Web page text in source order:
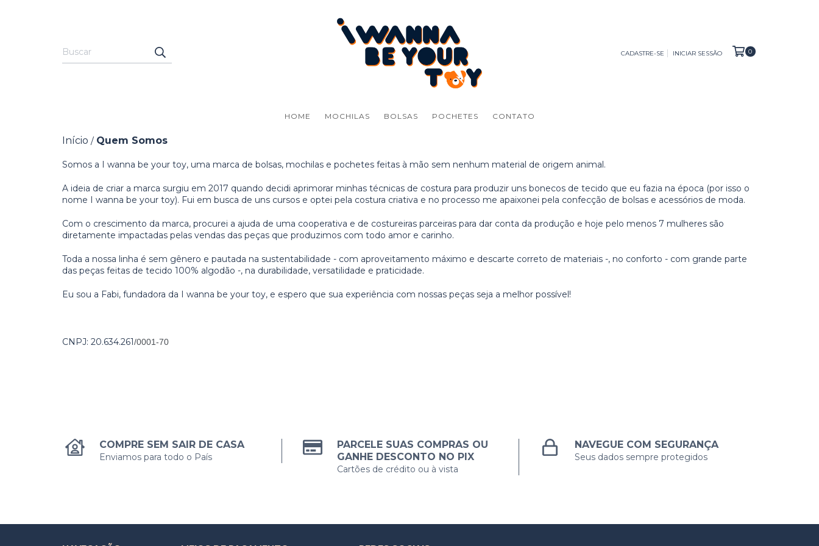
CADASTRE-SE INICIAR SESSÃO 0
HOME MOCHILAS BOLSAS POCHETES CONTATO
Início / Quem Somos
Somos a I wanna be your toy, uma marca de bolsas, mochilas e pochetes feitas à mão sem nenhum material de origem animal.
A ideia de criar a marca surgiu em 2017 quando decidi aprimorar minhas técnicas de costura para produzir uns bonecos de tecido que eu fazia na época (por isso o
nome I wanna be your toy). Fui em busca de uns cursos e optei pela costura criativa e no processo me apaixonei pela confecção de bolsas e acessórios de moda.
Com o crescimento da marca, procurei a ajuda de uma cooperativa e de costureiras parceiras para dar conta da produção e hoje pelo menos 7 mulheres são
diretamente impactadas pelas vendas das peças que produzimos com todo amor e carinho.
Toda a nossa linha é sem gênero e pautada na sustentabilidade - com aproveitamento máximo e descarte correto de materiais -, no conforto - com grande parte
das peças feitas de tecido 100% algodão -, na durabilidade, versatilidade e praticidade.
Eu sou a Fabi, fundadora da I wanna be your toy, e espero que sua experiência com nossas peças seja a melhor possível!
CNPJ: 20.634.261/0001-70
COMPRE SEM SAIR DE CASA
Enviamos para todo o País
PARCELE SUAS COMPRAS OU
GANHE DESCONTO NO PIX
Cartões de crédito ou à vista
NAVEGUE COM SEGURANÇA
Seus dados sempre protegidos